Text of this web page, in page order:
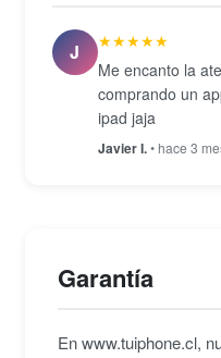
puerto USB-C para
Cuatro altavoces
de audio en
J
★★★★★
Me encanto la
comprando un
ipad jaja
Javier I.• hace 3
Garantía
En www.tuiphone.cl,